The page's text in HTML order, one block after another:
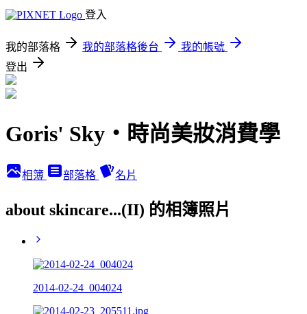
登入
我的部落格 我的部落格後台
我的帳號
登出
Goris' Sky‧時尚美妝消費學
相簿 部落格 名片
about skincare...(II) 的相簿照片
2014-02-24_004024